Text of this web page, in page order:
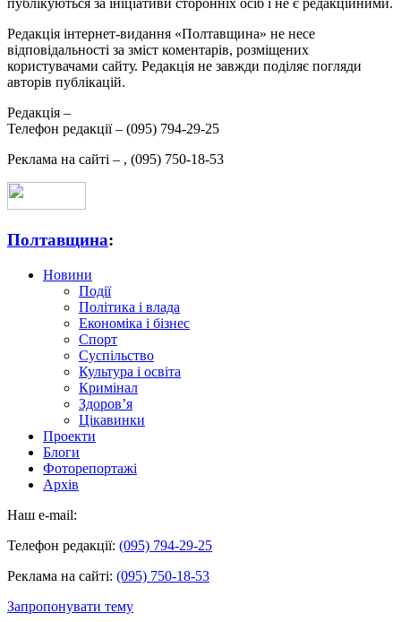
публікуються за ініціативи сторонніх осіб і не є редакційними.
Редакція інтернет-видання «Полтавщина» не несе
відповідальності за зміст коментарів, розміщених
користувачами сайту. Редакція не завжди поділяє погляди
авторів публікацій.
Редакція –
Телефон редакції – (095) 794-29-25
Реклама на сайті – , (095) 750-18-53
Полтавщина:
Новини
Події
Політика і влада
Економіка і бізнес
Спорт
Суспільство
Культура і освіта
Кримінал
Здоров’я
Цікавинки
Проекти
Блоги
Фоторепортажі
Архів
Наш e-mail:
Телефон редакції: (095) 794-29-25
Реклама на сайті: (095) 750-18-53
Запропонувати тему